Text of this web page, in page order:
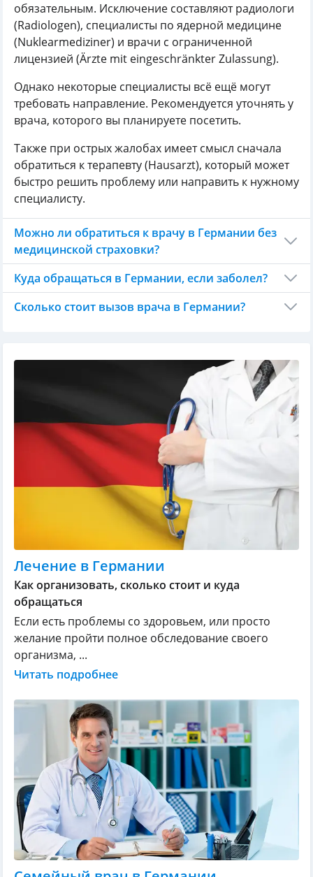
обязательным. Исключение составляют радиологи
(Radiologen), специалисты по ядерной медицине
(Nuklearmediziner) и врачи с ограниченной
лицензией (Ärzte mit eingeschränkter Zulassung).
Однако некоторые специалисты всё ещё могут
требовать направление. Рекомендуется уточнять у
врача, которого вы планируете посетить.
Также при острых жалобах имеет смысл сначала
обратиться к терапевту (Hausarzt), который может
быстро решить проблему или направить к нужному
специалисту.
Можно ли обратиться к врачу в Германии без
медицинской страховки?
Куда обращаться в Германии, если заболел?
Сколько стоит вызов врача в Германии?
Лечение в Германии
Как организовать, сколько стоит и куда
обращаться
Если есть проблемы со здоровьем, или просто
желание пройти полное обследование своего
организма, ...
Читать подробнее